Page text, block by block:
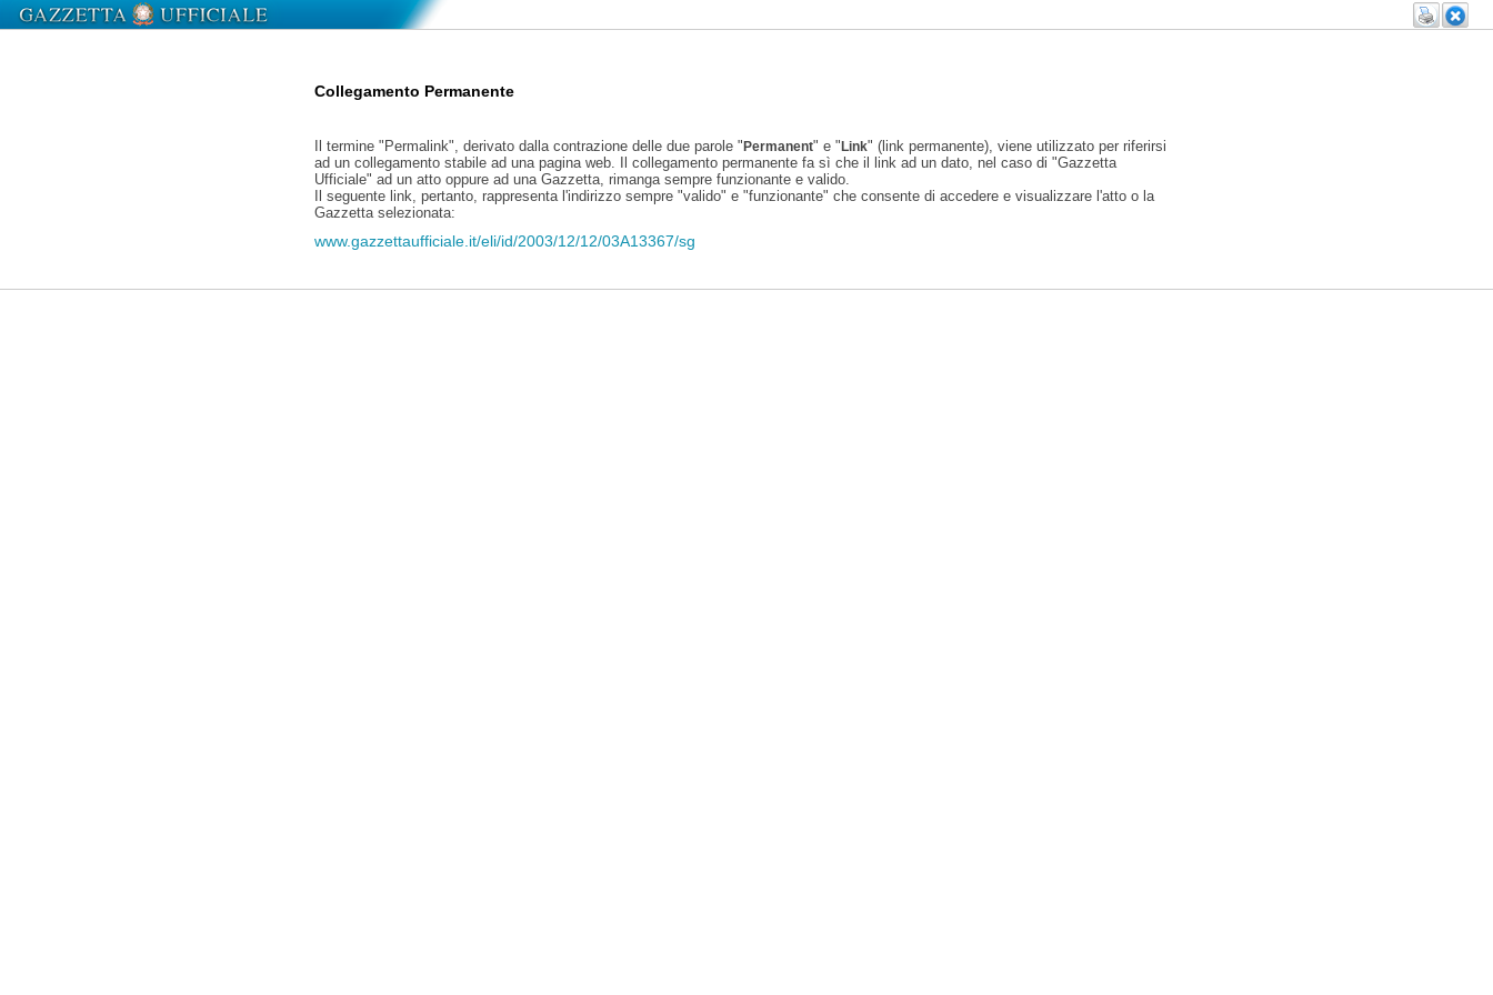
Collegamento Permanente
Il termine "Permalink", derivato dalla contrazione delle due parole "Permanent" e "Link" (link permanente), viene utilizzato per riferirsi
ad un collegamento stabile ad una pagina web. Il collegamento permanente fa sì che il link ad un dato, nel caso di "Gazzetta
Ufficiale" ad un atto oppure ad una Gazzetta, rimanga sempre funzionante e valido.
Il seguente link, pertanto, rappresenta l'indirizzo sempre "valido" e "funzionante" che consente di accedere e visualizzare l'atto o la
Gazzetta selezionata:
www.gazzettaufficiale.it/eli/id/2003/12/12/03A13367/sg